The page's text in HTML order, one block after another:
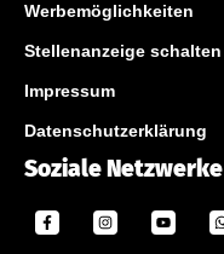
Werbemöglichkeiten
Stellenanzeige schalten
Impressum
Datenschutzerklärung
Soziale Netzwerke